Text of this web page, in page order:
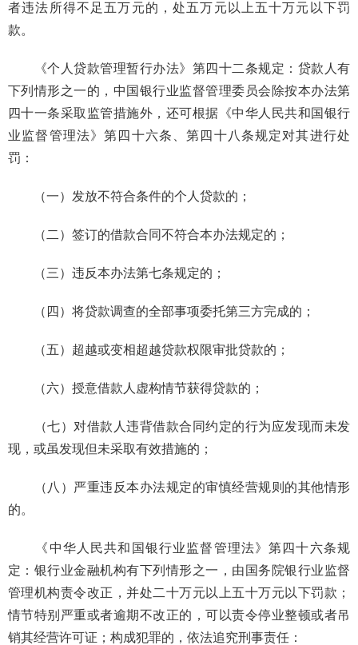
者违法所得不足五万元的，处五万元以上五十万元以下罚
款。
《个人贷款管理暂行办法》第四十二条规定：贷款人有
下列情形之一的，中国银行业监督管理委员会除按本办法第
四十一条采取监管措施外，还可根据《中华人民共和国银行
业监督管理法》第四十六条、第四十八条规定对其进行处
罚：
（一）发放不符合条件的个人贷款的；
（二）签订的借款合同不符合本办法规定的；
（三）违反本办法第七条规定的；
（四）将贷款调查的全部事项委托第三方完成的；
（五）超越或变相超越贷款权限审批贷款的；
（六）授意借款人虚构情节获得贷款的；
（七）对借款人违背借款合同约定的行为应发现而未发
现，或虽发现但未采取有效措施的；
（八）严重违反本办法规定的审慎经营规则的其他情形
的。
《中华人民共和国银行业监督管理法》第四十六条规
定：银行业金融机构有下列情形之一，由国务院银行业监督
管理机构责令改正，并处二十万元以上五十万元以下罚款；
情节特别严重或者逾期不改正的，可以责令停业整顿或者吊
销其经营许可证；构成犯罪的，依法追究刑事责任：